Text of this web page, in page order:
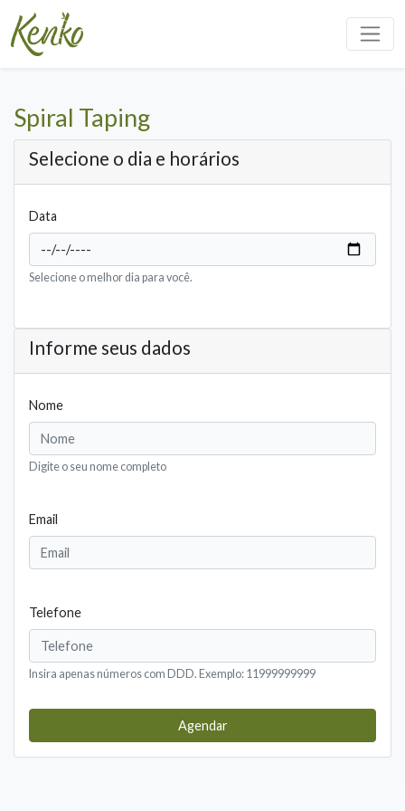
Spiral Taping
Selecione o dia e horários
Data
Selecione o melhor dia para você.
Informe seus dados
Nome
Digite o seu nome completo
Email
Telefone
Insira apenas números com DDD. Exemplo: 11999999999
Agendar